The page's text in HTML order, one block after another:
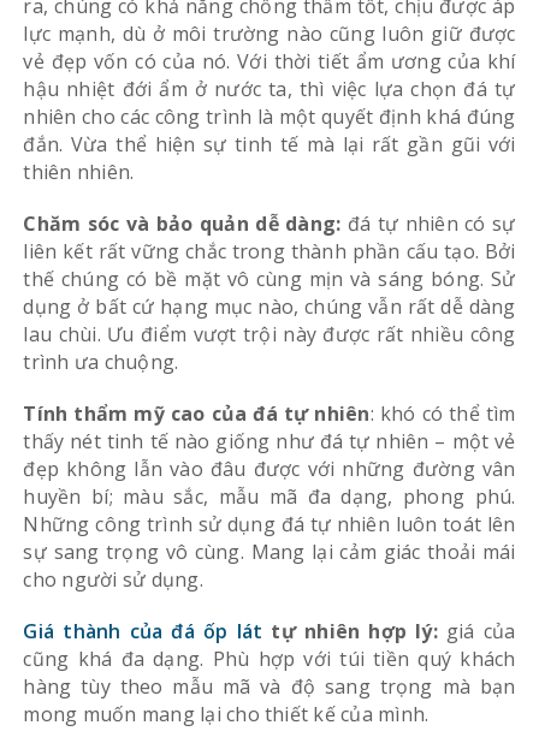
ra, chúng có khả năng chống thấm tốt, chịu được áp
lực mạnh, dù ở môi trường nào cũng luôn giữ được
vẻ đẹp vốn có của nó. Với thời tiết ẩm ương của khí
hậu nhiệt đới ẩm ở nước ta, thì việc lựa chọn đá tự
nhiên cho các công trình là một quyết định khá đúng
đắn. Vừa thể hiện sự tinh tế mà lại rất gần gũi với
thiên nhiên.
Chăm sóc và bảo quản dễ dàng: đá tự nhiên có sự
liên kết rất vững chắc trong thành phần cấu tạo. Bởi
thế chúng có bề mặt vô cùng mịn và sáng bóng. Sử
dụng ở bất cứ hạng mục nào, chúng vẫn rất dễ dàng
lau chùi. Ưu điểm vượt trội này được rất nhiều công
trình ưa chuộng.
Tính thẩm mỹ cao của đá tự nhiên: khó có thể tìm
thấy nét tinh tế nào giống như đá tự nhiên – một vẻ
đẹp không lẫn vào đâu được với những đường vân
huyền bí; màu sắc, mẫu mã đa dạng, phong phú.
Những công trình sử dụng đá tự nhiên luôn toát lên
sự sang trọng vô cùng. Mang lại cảm giác thoải mái
cho người sử dụng.
Giá thành của đá ốp lát tự nhiên hợp lý:giá của
cũng khá đa dạng. Phù hợp với túi tiền quý khách
hàng tùy theo mẫu mã và độ sang trọng mà bạn
mong muốn mang lại cho thiết kế của mình.